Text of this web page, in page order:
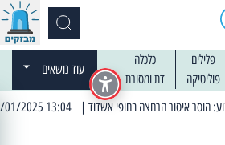
פלילים
כלכלה
פוליטיקה דת ומסורת
עוד נושאים
| 13:04 14/01/2025 עובדים בלילות: עבודות קרצוף וריבוד אספלט